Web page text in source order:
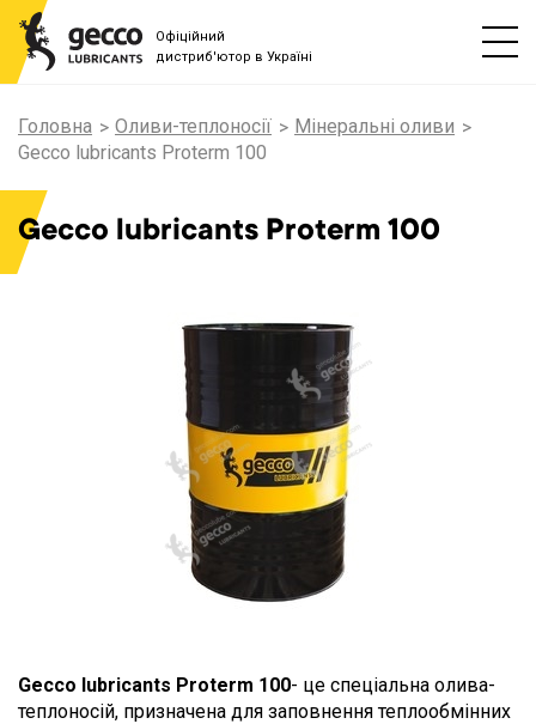
Офіційний
дистриб'ютор в Україні
Головна Оливи-теплоносії
Мінеральні оливи
Gecco lubricants Proterm 100
Gecco lubricants Proterm 100
Gecco lubricants Proterm 100- це спеціальна олива-
теплоносій, призначена для заповнення теплообмінних